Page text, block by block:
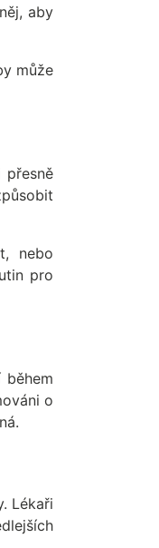
aby
může
nebo
pro
o
Lékaři